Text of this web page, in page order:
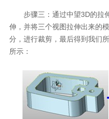
步骤三：通过中望3D的拉
伸，并将三个视图拉伸出来的
分，进行裁剪，最后得到我们
所示：